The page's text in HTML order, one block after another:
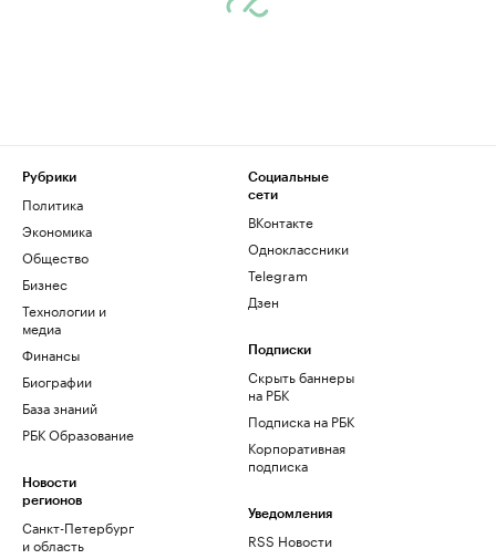
Рубрики
Политика
Экономика
Общество
Бизнес
Технологии и
медиа
Финансы
Биографии
База знаний
РБК Образование
Новости
регионов
Санкт-Петербург
и область
Социальные
сети
ВКонтакте
Одноклассники
Telegram
Дзен
Подписки
Скрыть баннеры
на РБК
Подписка на РБК
Корпоративная
подписка
Уведомления
RSS Новости